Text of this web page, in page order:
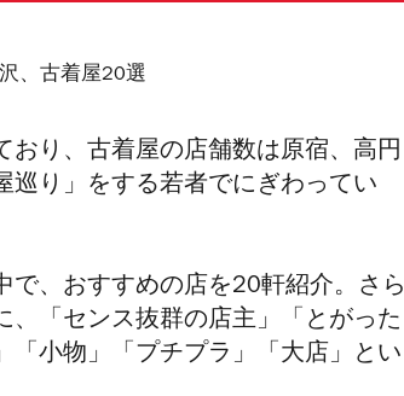
、古着屋20選
おり、古着屋の店舗数は原宿、高円
巡り」をする若者でにぎわってい
で、おすすめの店を20軒紹介。さら
、「センス抜群の店主」「とがった
「小物」「プチプラ」「大店」とい